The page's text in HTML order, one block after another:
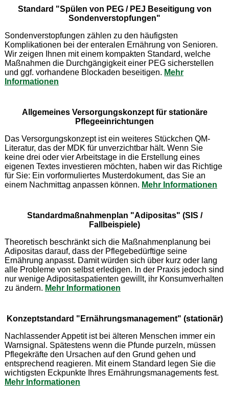
Standard "Spülen von PEG / PEJ Beseitigung von
Sondenverstopfungen"
Sondenverstopfungen zählen zu den häufigsten
Komplikationen bei der enteralen Ernährung von Senioren.
Wir zeigen Ihnen mit einem kompakten Standard, welche
Maßnahmen die Durchgängigkeit einer PEG sicherstellen
und ggf. vorhandene Blockaden beseitigen. Mehr
Informationen
Allgemeines Versorgungskonzept für stationäre
Pflegeeinrichtungen
Das Versorgungskonzept ist ein weiteres Stückchen QM-
Literatur, das der MDK für unverzichtbar hält. Wenn Sie
keine drei oder vier Arbeitstage in die Erstellung eines
eigenen Textes investieren möchten, haben wir das Richtige
für Sie: Ein vorformuliertes Musterdokument, das Sie an
einem Nachmittag anpassen können. Mehr Informationen
Standardmaßnahmenplan "Adipositas" (SIS /
Fallbeispiele)
Theoretisch beschränkt sich die Maßnahmenplanung bei
Adipositas darauf, dass der Pflegebedürftige seine
Ernährung anpasst. Damit würden sich über kurz oder lang
alle Probleme von selbst erledigen. In der Praxis jedoch sind
nur wenige Adipositaspatienten gewillt, ihr Konsumverhalten
zu ändern. Mehr Informationen
Konzeptstandard "Ernährungsmanagement" (stationär)
Nachlassender Appetit ist bei älteren Menschen immer ein
Warnsignal. Spätestens wenn die Pfunde purzeln, müssen
Pflegekräfte den Ursachen auf den Grund gehen und
entsprechend reagieren. Mit einem Standard legen Sie die
wichtigsten Eckpunkte Ihres Ernährungsmanagements fest.
Mehr Informationen